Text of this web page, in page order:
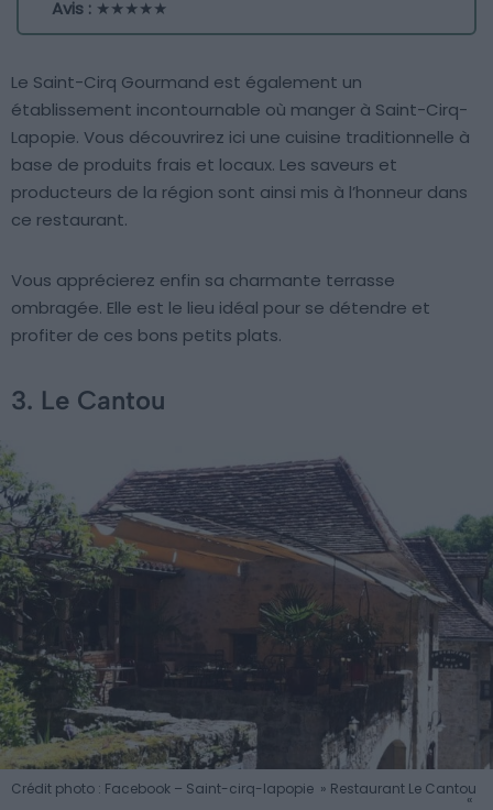
Avis : ★★★★★
Le Saint-Cirq Gourmand est également un
établissement incontournable où manger à Saint-Cirq-
Lapopie. Vous découvrirez ici une cuisine traditionnelle à
base de produits frais et locaux. Les saveurs et
producteurs de la région sont ainsi mis à l’honneur dans
ce restaurant.
Vous apprécierez enfin sa charmante terrasse
ombragée. Elle est le lieu idéal pour se détendre et
profiter de ces bons petits plats.
3. Le Cantou
Crédit photo : Facebook – Saint-cirq-lapopie » Restaurant Le Cantou
«